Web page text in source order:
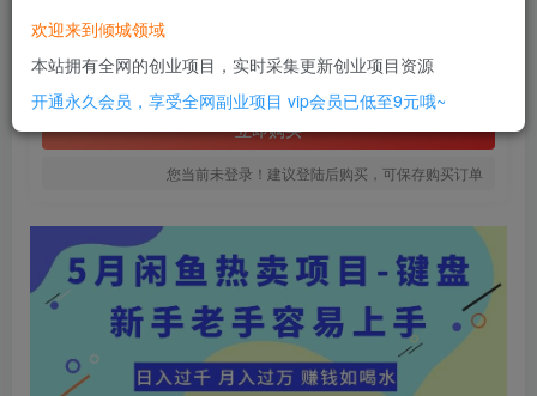
SVIP全站会员 免费
立即购买
您当前未登录！建议登陆后购买，可保存购买订单
欢迎来到倾城领域
本站拥有全网的创业项目，实时采集更新创业项目资源
开通永久会员，享受全网副业项目 vip会员已低至9元哦~